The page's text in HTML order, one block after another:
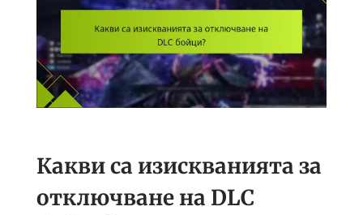
Какви са изискванията за
отключване на DLC